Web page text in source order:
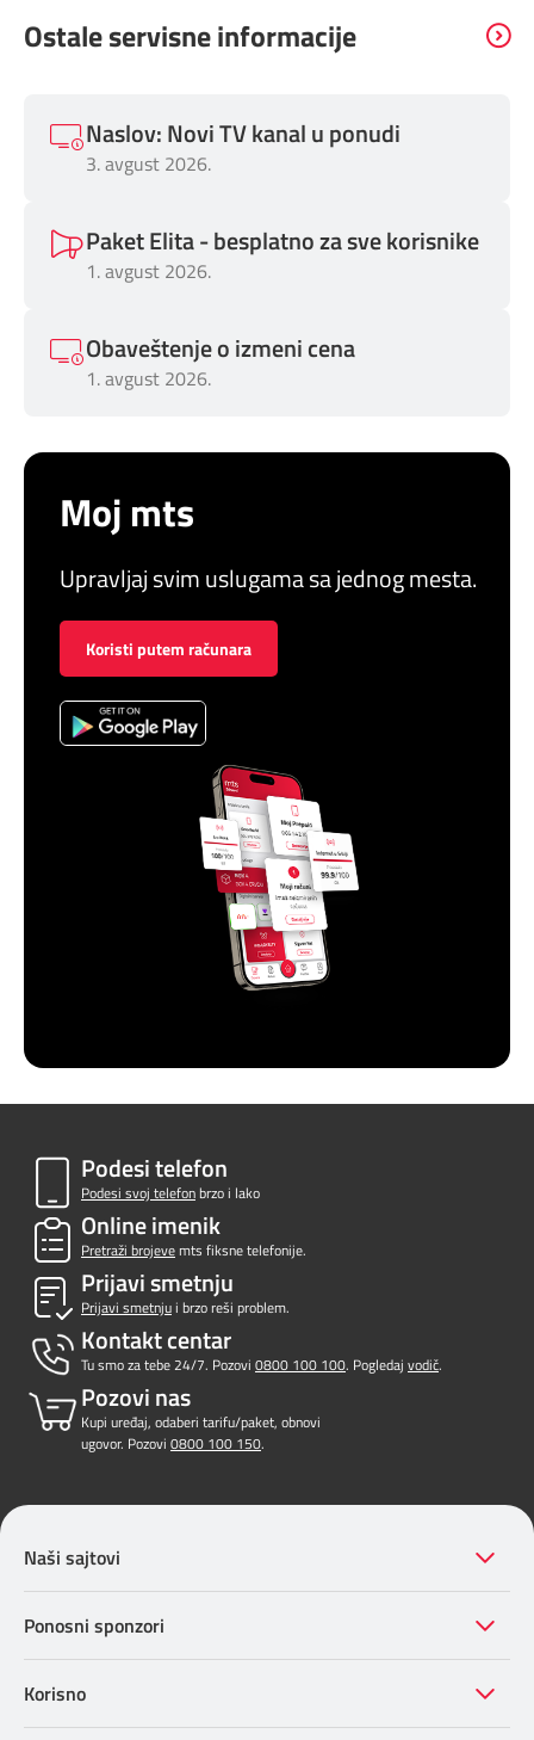
Ostale servisne informacije
Naslov: Novi TV kanal u ponudi
3. avgust 2026.
Paket Elita - besplatno za sve korisnike
1. avgust 2026.
Obaveštenje o izmeni cena
1. avgust 2026.
Moj mts
Upravljaj svim uslugama sa jednog mesta.
Koristi putem računara
Podesi telefon
Podesi svoj telefonbrzo i lako
Online imenik
Pretraži brojevemts fiksne telefonije.
Prijavi smetnju
Prijavi smetnjui brzo reši problem.
Kontakt centar
Tu smo za tebe 24/7. Pozovi 0800 100 100. Pogledaj vodič.
Pozovi nas
Kupi uređaj, odaberi tarifu/paket, obnovi
ugovor. Pozovi 0800 100 150.
Naši sajtovi
Ponosni sponzori
Korisno